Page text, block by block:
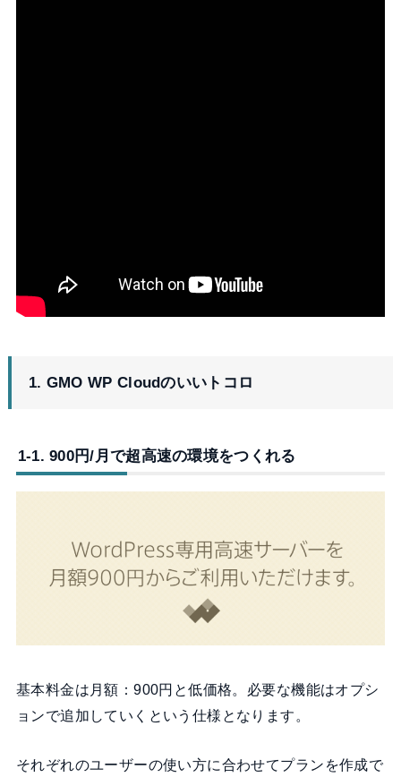
1. GMO WP Cloudのいいトコロ
1-1. 900円/月で超高速の環境をつくれる
基本料金は月額：900円と低価格。必要な機能はオプシ
ョンで追加していくという仕様となります。
それぞれのユーザーの使い方に合わせてプランを作成で